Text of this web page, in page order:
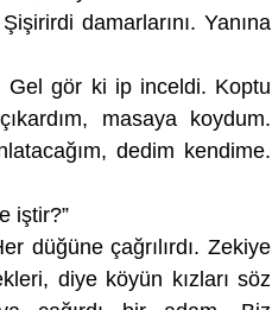
damarlarını. Yanına
Gel gör ki ip inceldi. Koptu
masaya koydum.
dedim kendime.
iştir?”
düğüne çağrılırdı. Zekiye
diye köyün kızları söz